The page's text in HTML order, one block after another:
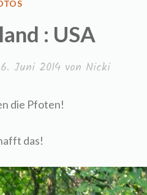
: USA
Juni 2014 von Nicki
die Pfoten!
das!